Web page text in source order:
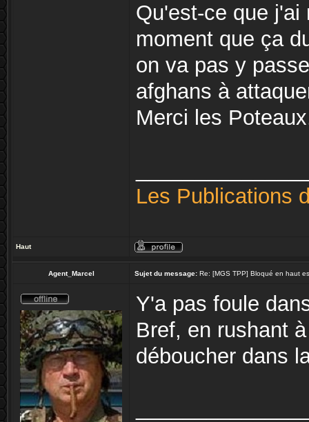
Qu'est-ce que
moment que ça
on va pas y
afghans à
Merci les
Les Publications
Haut
Agent_Marcel Sujet du message: Re: [MGS TPP] Bloqué en haut
Y'a pas foule
Bref, en rushant
déboucher dans